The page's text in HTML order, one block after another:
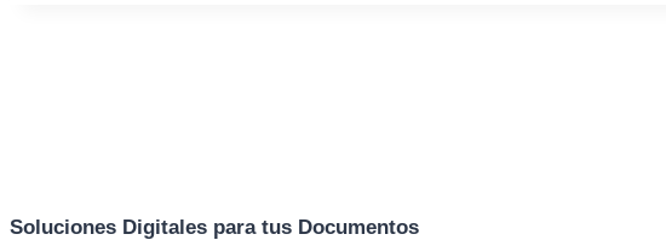
Soluciones Digitales para tus Documentos